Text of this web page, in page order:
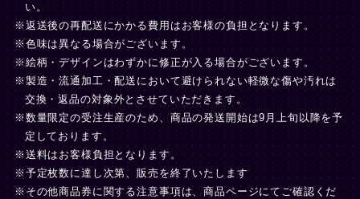
い。
※返送後の再配送にかかる費用はお客様の負担となります。
※色味は異なる場合がございます。
※絵柄・デザインはわずかに修正が入る場合がございます。
※製造・流通加工・配送において避けられない軽微な傷や汚れは
交換・返品の対象外とさせていただきます。
※数量限定の受注生産のため、商品の発送開始は9月上旬以降を予
定しております。
※送料はお客様負担となります。
※予定枚数に達し次第、販売を終了いたします
※その他商品券に関する注意事項は、商品ページにてご確認くだ